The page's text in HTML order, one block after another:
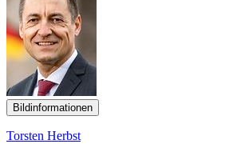
Bildinformationen
Torsten Herbst